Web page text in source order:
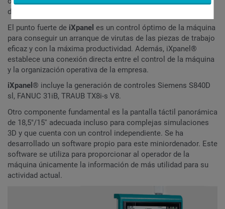
datos.
El punto fuerte de iXpanel es un control óptimo de la máquina
para conseguir un arranque de virutas de las piezas de trabajo
eficaz y con la máxima productividad. Además, iXpanel®
establece una conexión directa entre el control de la máquina
y la organización operativa de la empresa.
iXpanel ® incluye la generación de controles Siemens S840D
sl, FANUC 31iB, TRAUB TX8i-s V8.
Otro componente fundamental es la pantalla táctil panorámica
de 18,5"/15'' adecuada incluso para complejas simulaciones
3D y que cuenta con un control independiente. Se ha
desarrollado un software propio para este miniordenador. Este
software se utiliza para proporcionar al operador de la
máquina únicamente la información de más utilidad para su
actividad actual.